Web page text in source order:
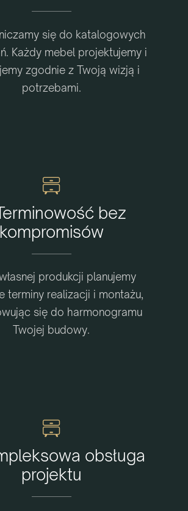
się do katalogowych
Każdy mebel projektujemy i
zgodnie z Twoją wizją i
potrzebami.
bez
kompromisów
produkcji planujemy
terminy realizacji i montażu,
się do harmonogramu
Twojej budowy.
obsługa
projektu